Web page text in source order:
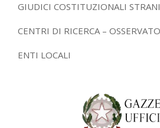
GIUDICI COSTITUZIONALI
CENTRI DI RICERCA –
ENTI LOCALI